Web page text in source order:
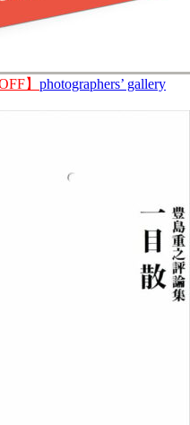
】 photographers’ gallery